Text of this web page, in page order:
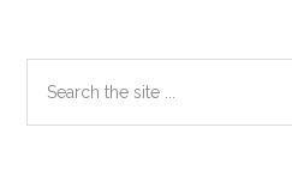
chị
gà
mái
Primary
Sidebar
the